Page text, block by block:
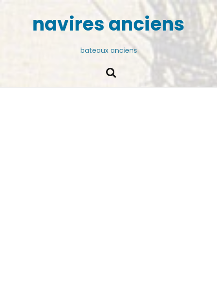
navires anciens
bateaux anciens